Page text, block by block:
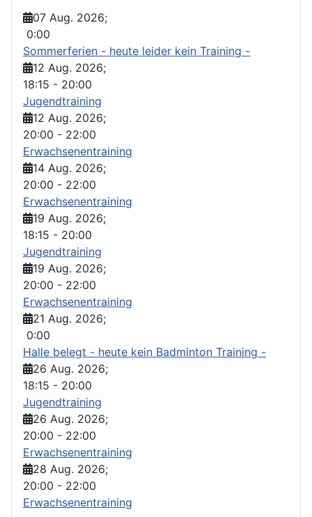
07 Aug. 2026;
0:00
Sommerferien - heute leider kein Training -
12 Aug. 2026;
18:15 - 20:00
Jugendtraining
12 Aug. 2026;
20:00 - 22:00
Erwachsenentraining
14 Aug. 2026;
20:00 - 22:00
Erwachsenentraining
19 Aug. 2026;
18:15 - 20:00
Jugendtraining
19 Aug. 2026;
20:00 - 22:00
Erwachsenentraining
21 Aug. 2026;
0:00
Halle belegt - heute kein Badminton Training -
26 Aug. 2026;
18:15 - 20:00
Jugendtraining
26 Aug. 2026;
20:00 - 22:00
Erwachsenentraining
28 Aug. 2026;
20:00 - 22:00
Erwachsenentraining